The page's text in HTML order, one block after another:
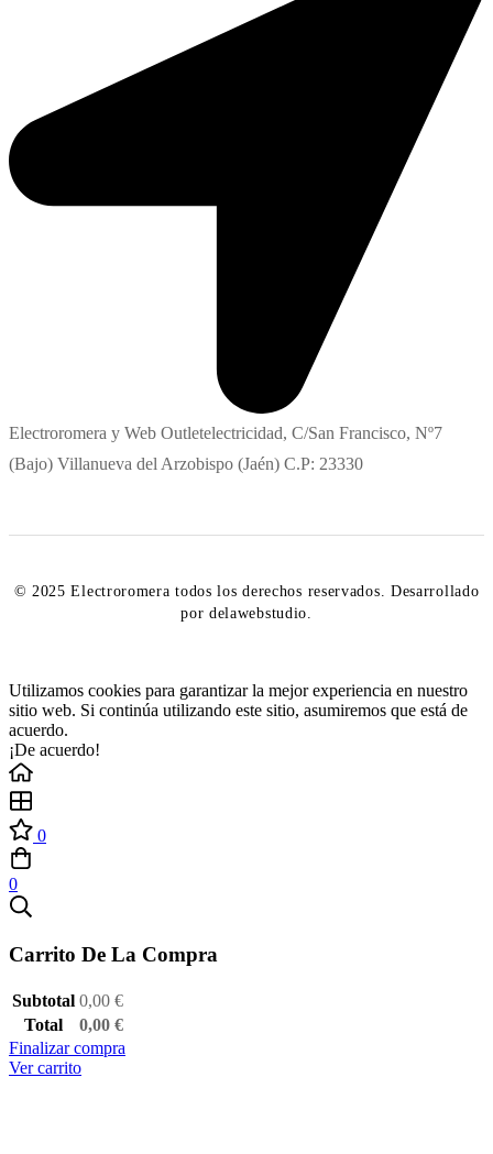
Electroromera y Web Outletelectricidad, C/San Francisco, Nº7
(Bajo) Villanueva del Arzobispo (Jaén) C.P: 23330
© 2025 Electroromera todos los derechos reservados. Desarrollado
por delawebstudio.
Utilizamos cookies para garantizar la mejor experiencia en nuestro
sitio web. Si continúa utilizando este sitio, asumiremos que está de
acuerdo.
¡De acuerdo!
0
0
Carrito De La Compra
Subtotal 0,00 €
Total
0,00 €
Finalizar compra
Ver carrito